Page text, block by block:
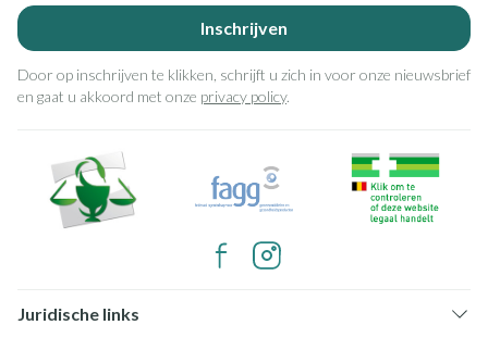
Inschrijven
Door op inschrijven te klikken, schrijft u zich in voor onze nieuwsbrief
en gaat u akkoord met onze privacy policy.
Juridische links